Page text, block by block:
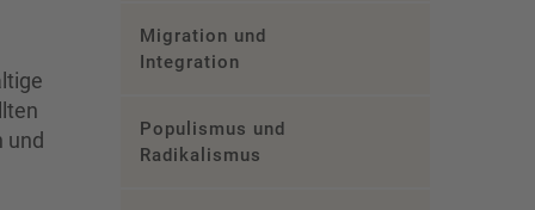
und
Migration und
Integration
Populismus und
Radikalismus